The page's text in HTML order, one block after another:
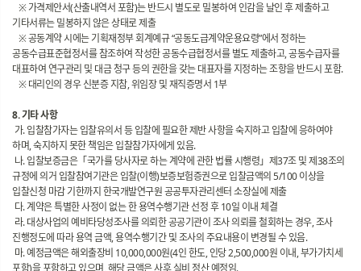
※ 가격제안서(산출내역서 포함)는 반드시 별도로 밀봉하여 인감을 날인 후 제출하고
기타서류는 밀봉하지 않은 상태로 제출
※ 공동계약 시에는 기획재정부 회계예규 “공동도급계약운용요령”에서 정하는
공동수급표준협정서를 참조하여 작성한 공동수급협정서를 별도 제출하고, 공동수급자를
대표하여 연구관리 및 대금 청구 등의 권한을 갖는 대표자를 지정하는 조항을 반드시 포함.
※ 대리인의 경우 신분증 지참, 위임장 및 재직증명서 1부
8. 기타 사항
가. 입찰참가자는 입찰유의서 등 입찰에 필요한 제반 사항을 숙지하고 입찰에 응하여야
하며, 숙지하지 못한 책임은 입찰참가자에게 있음.
나. 입찰보증금은「국가를 당사자로 하는 계약에 관한 법률 시행령」제37조 및 제38조의
규정에 의거 입찰참여기관은 입찰(이행)보증보험증권으로 입찰금액의 5/100 이상을
입찰신청 마감 기한까지 한국개발연구원 공공투자관리센터 소장실에 제출
다. 계약은 특별한 사정이 없는 한 용역수행기관 선정 후 10일 이내 체결
라. 대상사업의 예비타당성조사를 의뢰한 공공기관이 조사 의뢰를 철회하는 경우, 조사
진행정도에 따라 용역 금액, 용역수행기간 및 조사의 주요내용이 변경될 수 있음.
마. 예정금액은 해외출장비 10,000,000원(4인 한도, 인당 2,500,000원 이내, 부가가치세
포함)을 포함하고 있으며, 해당 금액은 사후 실비 정산 예정임.